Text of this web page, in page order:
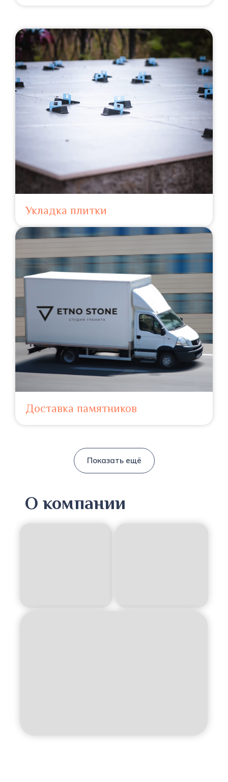
Укладка плитки
Доставка памятников
Показать ещё
О компании